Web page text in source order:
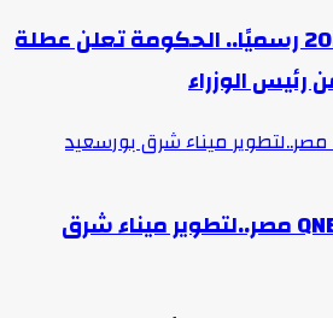
إجازة عيد الأضحى 2026 رسميًا.. الحكومة تعلن عطلة
تمويل ضخم بقيادة QNB مصر..لتطوير ميناء شرق